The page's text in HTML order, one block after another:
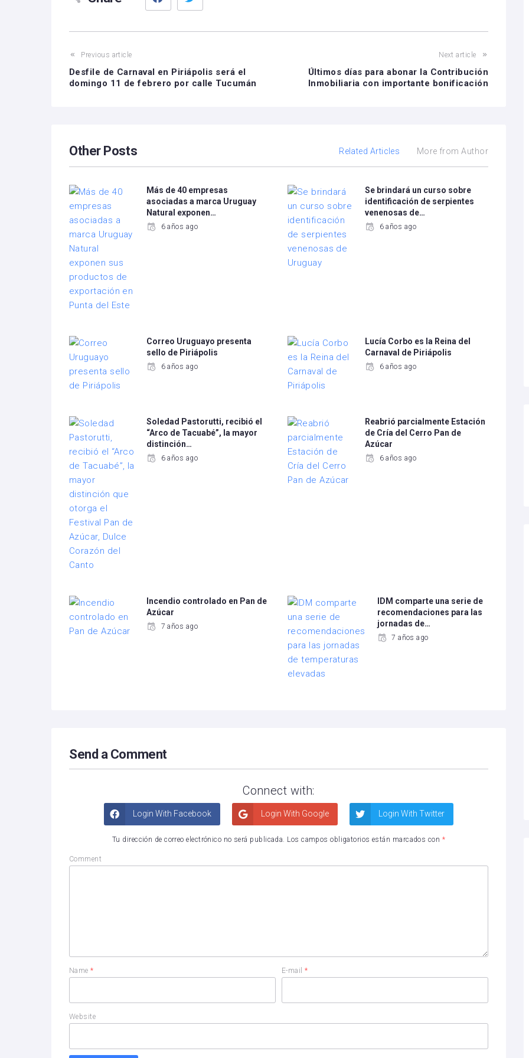
Previous article
Desfile de Carnaval en Piriápolis será el
domingo 11 de febrero por calle Tucumán
Next article
Últimos días para abonar la Contribución
Inmobiliaria con importante bonificación
Other Posts Related Articles More from Author
Más de 40 empresas
asociadas a marca Uruguay
Natural exponen…
6 años ago
Se brindará un curso sobre
identificación de serpientes
venenosas de…
6 años ago
Correo Uruguayo presenta
sello de Piriápolis
6 años ago
Lucía Corbo es la Reina del
Carnaval de Piriápolis
6 años ago
Soledad Pastorutti, recibió el
“Arco de Tacuabé”, la mayor
distinción…
6 años ago
Reabrió parcialmente Estación
de Cría del Cerro Pan de
Azúcar
6 años ago
Incendio controlado en Pan de
Azúcar
7 años ago
IDM comparte una serie de
recomendaciones para las
jornadas de…
7 años ago
Send a Comment
Connect with:
Login With Facebook Login With Google Login With Twitter
Tu dirección de correo electrónico no será publicada. Los campos obligatorios están marcados con *
Comment
Name* E-mail*
Website